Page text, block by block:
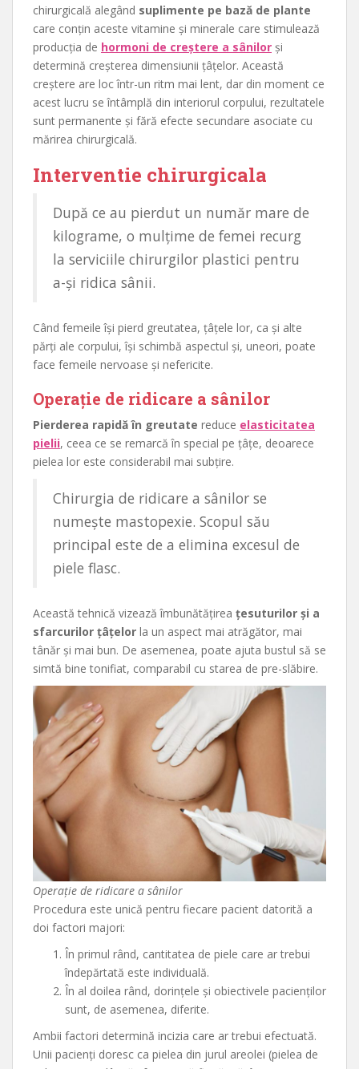
chirurgicală alegând suplimente pe bază de plante
care conțin aceste vitamine și minerale care stimulează
producția de hormoni de creștere a sânilor și
determină creșterea dimensiunii țâțelor. Această
creștere are loc într-un ritm mai lent, dar din moment ce
acest lucru se întâmplă din interiorul corpului, rezultatele
sunt permanente și fără efecte secundare asociate cu
mărirea chirurgicală.
Interventie chirurgicala
După ce au pierdut un număr mare de
kilograme, o mulțime de femei recurg
la serviciile chirurgilor plastici pentru
a-și ridica sânii.
Când femeile își pierd greutatea, țâțele lor, ca și alte
părți ale corpului, își schimbă aspectul și, uneori, poate
face femeile nervoase și nefericite.
Operație de ridicare a sânilor
Pierderea rapidă în greutate reduce elasticitatea
pielii, ceea ce se remarcă în special pe țâțe, deoarece
pielea lor este considerabil mai subțire.
Chirurgia de ridicare a sânilor se
numește mastopexie. Scopul său
principal este de a elimina excesul de
piele flasc.
Această tehnică vizează îmbunătățirea țesuturilor și a
sfarcurilor țâțelor la un aspect mai atrăgător, mai
tânăr și mai bun. De asemenea, poate ajuta bustul să se
simtă bine tonifiat, comparabil cu starea de pre-slăbire.
Operație de ridicare a sânilor
Procedura este unică pentru fiecare pacient datorită a
doi factori majori:
În primul rând, cantitatea de piele care ar trebui
îndepărtată este individuală.
În al doilea rând, dorințele și obiectivele pacienților
sunt, de asemenea, diferite.
Ambii factori determină incizia care ar trebui efectuată.
Unii pacienți doresc ca pielea din jurul areolei (pielea de